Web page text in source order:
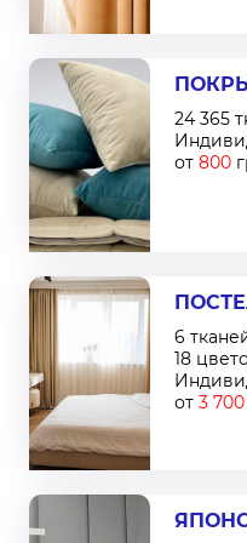
24 365
от 800
6
18
от 3 700